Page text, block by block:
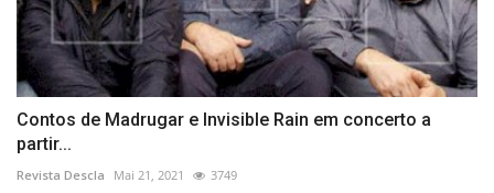
Contos de Madrugar e Invisible Rain em concerto a
partir...
Revista Descla Mai 21, 2021 3749